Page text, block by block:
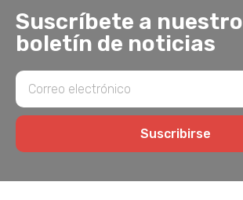
Suscríbete a nuestro
boletín de noticias
Suscribirse